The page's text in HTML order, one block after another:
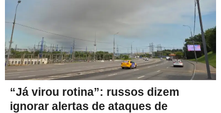
“Já virou rotina”: russos dizem
ignorar alertas de ataques de